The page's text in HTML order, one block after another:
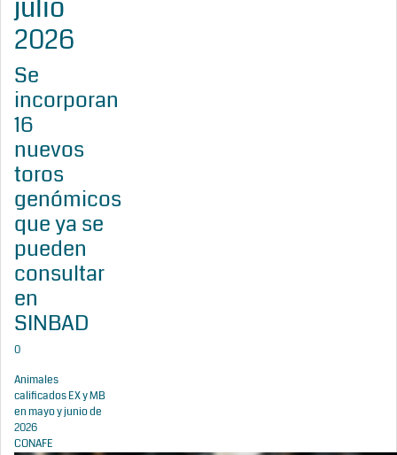
julio
2026
Se
incorporan
16
nuevos
toros
genómicos
que ya se
pueden
consultar
en
SINBAD
0
Animales
calificados EX y MB
en mayo y junio de
2026
CONAFE